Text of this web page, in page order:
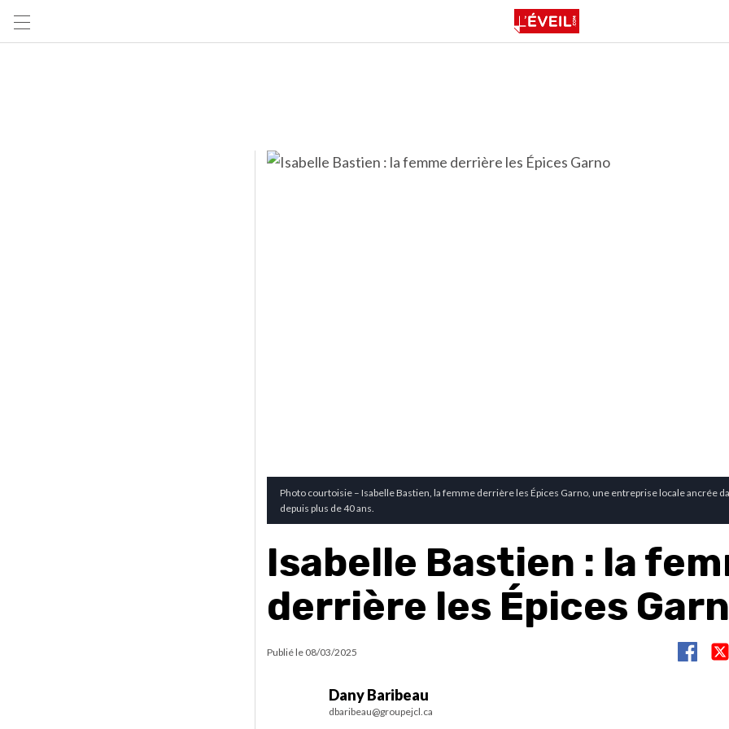
Photo courtoisie – Isabelle Bastien, la femme derrière les Épices Garno, une entreprise locale ancrée
depuis plus de 40 ans.
Isabelle Bastien : la
derrière les Épices
Publié le 08/03/2025
Dany Baribeau
dbaribeau@groupejcl.ca